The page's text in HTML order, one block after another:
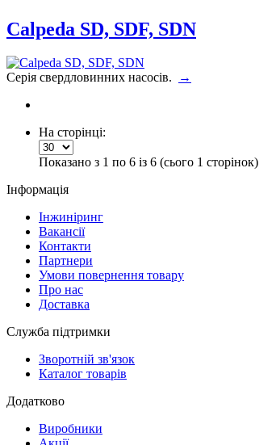
Calpeda SD, SDF, SDN
Серія свердловинних насосів. →
На сторінці:
Показано з 1 по 6 із 6 (сього 1 сторінок)
Інформація
Інжиніринг
Вакансії
Контакти
Партнери
Умови повернення товару
Про нас
Доставка
Служба підтримки
Зворотній зв'язок
Каталог товарів
Додатково
Виробники